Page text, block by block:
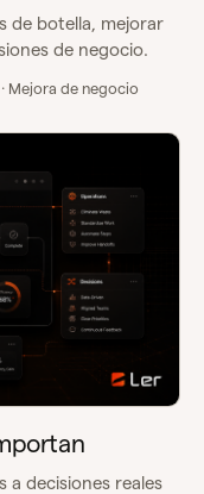
de botella, mejorar
de negocio.
Mejora de negocio
a decisiones reales